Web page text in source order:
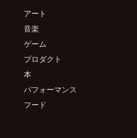
アート
音楽
ゲーム
プロダクト
本
パフォーマンス
フード